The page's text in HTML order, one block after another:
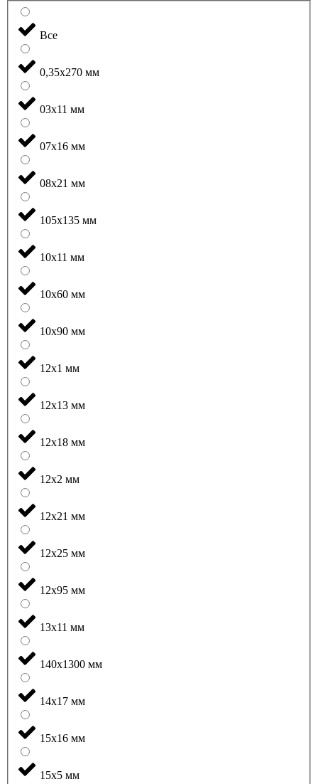
Все
0,35x270 мм
03x11 мм
07x16 мм
08x21 мм
105x135 мм
10x11 мм
10x60 мм
10x90 мм
12x1 мм
12x13 мм
12x18 мм
12x2 мм
12x21 мм
12x25 мм
12x95 мм
13x11 мм
140x1300 мм
14x17 мм
15x16 мм
15x5 мм